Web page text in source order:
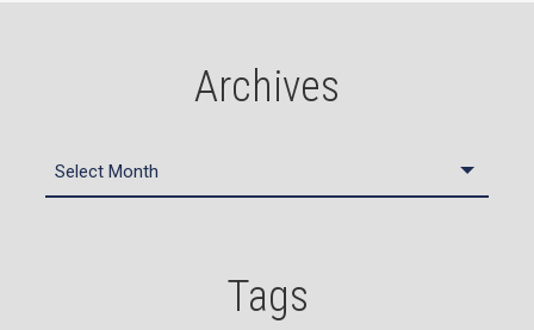
Archives
Tags